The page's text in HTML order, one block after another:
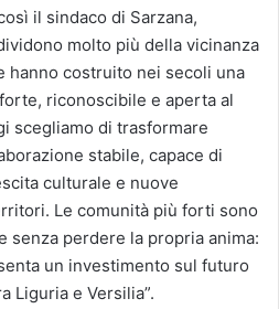
il sindaco di Sarzana,
molto più della vicinanza
hanno costruito nei secoli una
riconoscibile e aperta al
scegliamo di trasformare
stabile, capace di
culturale e nuove
Le comunità più forti sono
senza perdere la propria anima:
un investimento sul futuro
Liguria e Versilia”.